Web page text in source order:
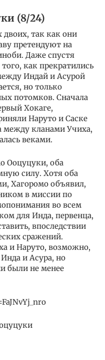
(8/24)
двоих, так как они
претендуют на
Даже спустя
как прекратились
Индай и Асурой
но только
потомков. Сначала
Хокаге,
Наруто и Саске
между кланами Учиха,
веками.
Ооцуцуки, оба
силу. Хотя оба
Хагоромо объявил,
в миссии по
во всем
для Инда, первенца,
впоследствии
сражений.
и Наруто, возможно,
и Асура, но
были не менее